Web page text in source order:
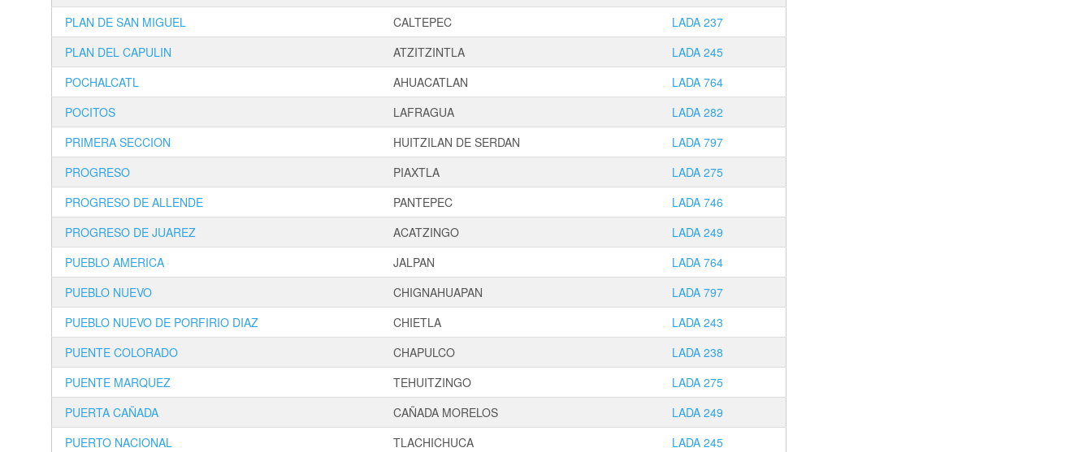
PLAN DE SAN MIGUEL
CALTEPEC
LADA 237
PLAN DEL CAPULIN
ATZITZINTLA
LADA 245
POCHALCATL
AHUACATLAN
LADA 764
POCITOS
LAFRAGUA
LADA 282
PRIMERA SECCION
HUITZILAN DE SERDAN
LADA 797
PROGRESO
PIAXTLA
LADA 275
PROGRESO DE ALLENDE
PANTEPEC
LADA 746
PROGRESO DE JUAREZ
ACATZINGO
LADA 249
PUEBLO AMERICA
JALPAN
LADA 764
PUEBLO NUEVO
CHIGNAHUAPAN
LADA 797
PUEBLO NUEVO DE PORFIRIO DIAZ
CHIETLA
LADA 243
PUENTE COLORADO
CHAPULCO
LADA 238
PUENTE MARQUEZ
TEHUITZINGO
LADA 275
PUERTA CAÑADA
CAÑADA MORELOS
LADA 249
PUERTO NACIONAL
TLACHICHUCA
LADA 245